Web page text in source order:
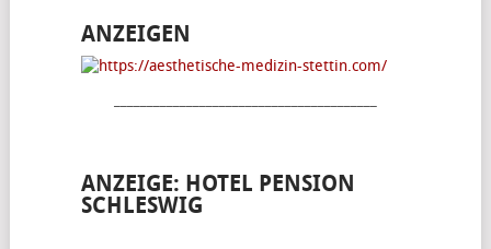
ANZEIGEN
ANZEIGE: HOTEL PENSION
SCHLESWIG